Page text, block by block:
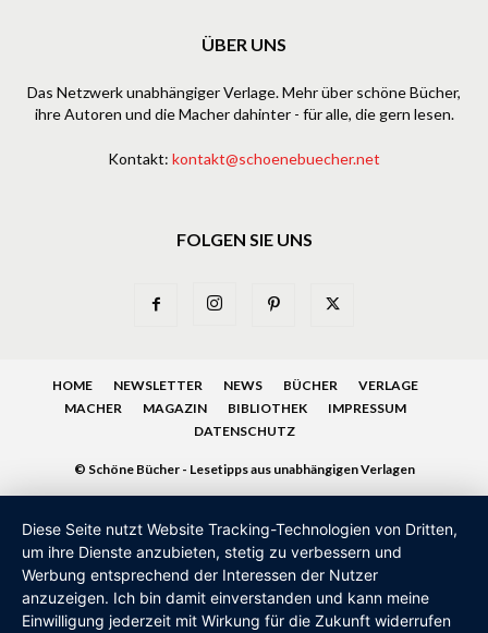
ÜBER UNS
Das Netzwerk unabhängiger Verlage. Mehr über schöne Bücher,
ihre Autoren und die Macher dahinter - für alle, die gern lesen.
Kontakt: kontakt@schoenebuecher.net
FOLGEN SIE UNS
HOME NEWSLETTER NEWS BÜCHER
VERLAGE
MACHER
MAGAZIN BIBLIOTHEK
IMPRESSUM
DATENSCHUTZ
© Schöne Bücher - Lesetipps aus unabhängigen Verlagen
Diese Seite nutzt Website Tracking-Technologien von Dritten,
um ihre Dienste anzubieten, stetig zu verbessern und
Werbung entsprechend der Interessen der Nutzer
anzuzeigen. Ich bin damit einverstanden und kann meine
Einwilligung jederzeit mit Wirkung für die Zukunft widerrufen